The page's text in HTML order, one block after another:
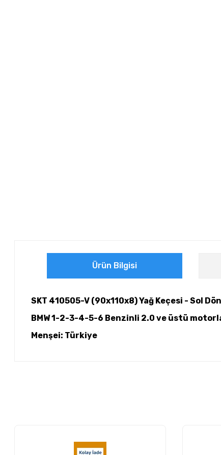
Ürün Bilgisi
SKT 410505-V (90x110x8) Yağ Keçesi - Sol
BMW 1-2-3-4-5-6 Benzinli 2.0 ve üstü
Menşei: Türkiye